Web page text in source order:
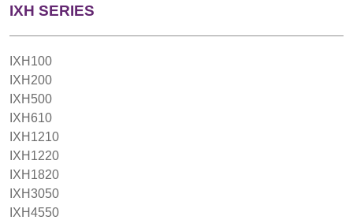
IXH SERIES
IXH100
IXH200
IXH500
IXH610
IXH1210
IXH1220
IXH1820
IXH3050
IXH4550